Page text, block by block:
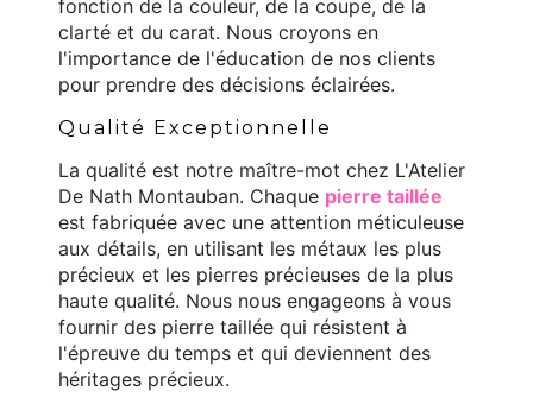
fonction de la couleur, de la coupe, de la
clarté et du carat. Nous croyons en
l'importance de l'éducation de nos clients
pour prendre des décisions éclairées.
Qualité Exceptionnelle
La qualité est notre maître-mot chez L'Atelier
De Nath Montauban. Chaque pierre taillée
est fabriquée avec une attention méticuleuse
aux détails, en utilisant les métaux les plus
précieux et les pierres précieuses de la plus
haute qualité. Nous nous engageons à vous
fournir des pierre taillée qui résistent à
l'épreuve du temps et qui deviennent des
héritages précieux.